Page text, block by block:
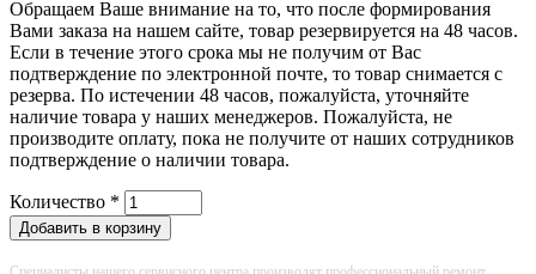
Обращаем Ваше внимание на то, что после формирования
Вами заказа на нашем сайте, товар резервируется на 48 часов.
Если в течение этого срока мы не получим от Вас
подтверждение по электронной почте, то товар снимается с
резерва. По истечении 48 часов, пожалуйста, уточняйте
наличие товара у наших менеджеров. Пожалуйста, не
производите оплату, пока не получите от наших сотрудников
подтверждение о наличии товара.
Количество *